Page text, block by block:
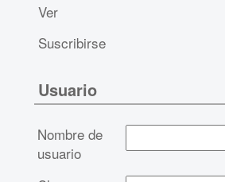
Ver
Suscribirse
Usuario
Nombre de
usuario